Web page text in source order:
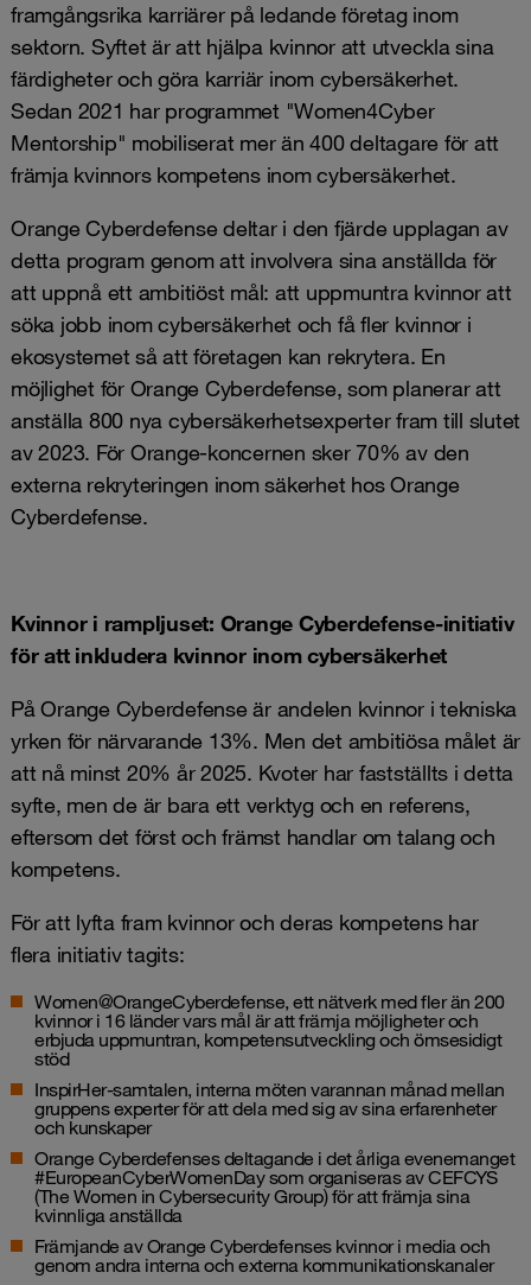
framgångsrika karriärer på ledande företag inom
sektorn. Syftet är att hjälpa kvinnor att utveckla sina
färdigheter och göra karriär inom cybersäkerhet.
Sedan 2021 har programmet "Women4Cyber
Mentorship" mobiliserat mer än 400 deltagare för att
främja kvinnors kompetens inom cybersäkerhet.
Orange Cyberdefense deltar i den fjärde upplagan av
detta program genom att involvera sina anställda för
att uppnå ett ambitiöst mål: att uppmuntra kvinnor att
söka jobb inom cybersäkerhet och få fler kvinnor i
ekosystemet så att företagen kan rekrytera. En
möjlighet för Orange Cyberdefense, som planerar att
anställa 800 nya cybersäkerhetsexperter fram till slutet
av 2023. För Orange-koncernen sker 70% av den
externa rekryteringen inom säkerhet hos Orange
Cyberdefense.
Kvinnor i rampljuset: Orange Cyberdefense-initiativ
för att inkludera kvinnor inom cybersäkerhet
På Orange Cyberdefense är andelen kvinnor i tekniska
yrken för närvarande 13%. Men det ambitiösa målet är
att nå minst 20% år 2025. Kvoter har fastställts i detta
syfte, men de är bara ett verktyg och en referens,
eftersom det först och främst handlar om talang och
kompetens.
För att lyfta fram kvinnor och deras kompetens har
flera initiativ tagits:
Women@OrangeCyberdefense, ett nätverk med fler än 200
kvinnor i 16 länder vars mål är att främja möjligheter och
erbjuda uppmuntran, kompetensutveckling och ömsesidigt
stöd
InspirHer-samtalen, interna möten varannan månad mellan
gruppens experter för att dela med sig av sina erfarenheter
och kunskaper
Orange Cyberdefenses deltagande i det årliga evenemanget
#EuropeanCyberWomenDay som organiseras av CEFCYS
(The Women in Cybersecurity Group) för att främja sina
kvinnliga anställda
Främjande av Orange Cyberdefenses kvinnor i media och
genom andra interna och externa kommunikationskanaler